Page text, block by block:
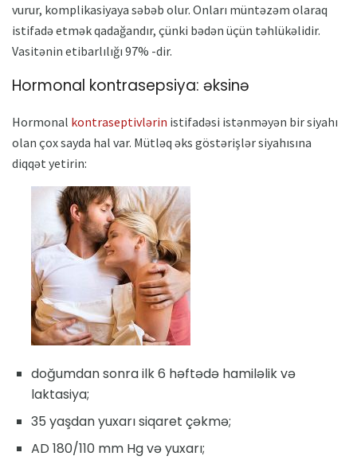
vurur, komplikasiyaya səbəb olur. Onları müntəzəm olaraq
istifadə etmək qadağandır, çünki bədən üçün təhlükəlidir.
Vasitənin etibarlılığı 97% -dir.
Hormonal kontrasepsiya: əksinə
Hormonal kontraseptivlərin istifadəsi istənməyən bir siyahı
olan çox sayda hal var. Mütləq əks göstərişlər siyahısına
diqqət yetirin:
doğumdan sonra ilk 6 həftədə hamiləlik və
laktasiya;
35 yaşdan yuxarı siqaret çəkmə;
AD 180/110 mm Hg və yuxarı;